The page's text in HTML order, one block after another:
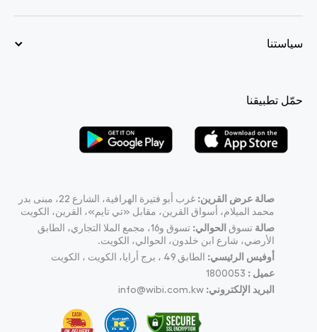
سياستنا
حمّل تطبيقنا
صالة عرض القرين:
غرب أبو فتيرة الهرافية، الشارع 22، مبنى بدر
محمد الميلام، أسواق القرين، مقابل «تي تايم»، القرين، الكويت
صالة تسوق الحوالي:
تسوق و16، مجمع الملا التجاري، الطابق
الأرضي، شارع ابن خلدون، الحوالي، الكويت.
أوفيس الرئيسي: الطابق 49 ، برج أرايا، الكويت ، الكويت
عميل : 1800053
البريد الإلكتروني: info@wibi.com.kw